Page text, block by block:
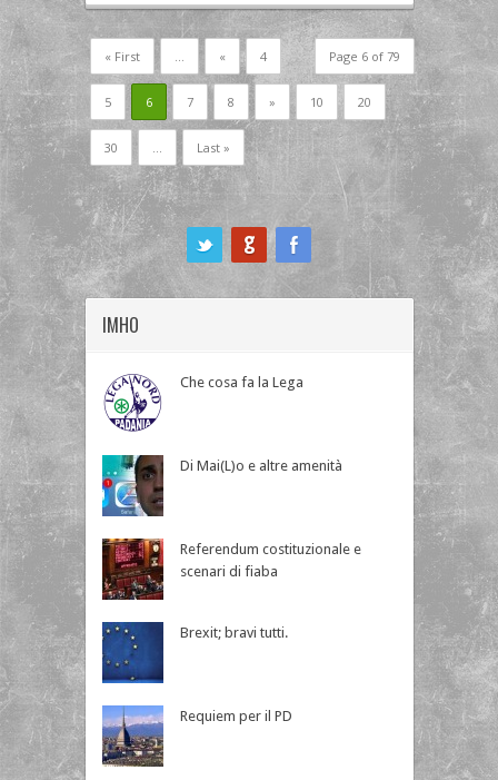
Page 6 of 79
« First ... « 4
5 6 7 8 » 10 20
30 ... Last »
IMHO
Che cosa fa la Lega
Di Mai(L)o e altre amenità
Referendum costituzionale e
scenari di fiaba
Brexit; bravi tutti.
Requiem per il PD